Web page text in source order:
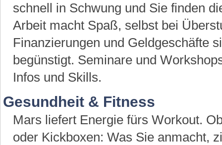
schnell in Schwung und Sie finden
Arbeit macht Spaß, selbst bei
Finanzierungen und Geldgeschäfte
begünstigt. Seminare und
Infos und Skills.
Gesundheit & Fitness
Mars liefert Energie fürs Workout.
oder Kickboxen: Was Sie anmacht,